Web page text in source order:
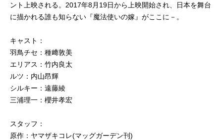
ント上映される。2017年8月19日から上映開始され、日本を舞台
に描かれる誰も知らない『魔法使いの嫁』がここに－。
キャスト：
羽鳥チセ：種﨑敦美
エリアス：竹内良太
ルツ：内山昂輝
シルキー：遠藤綾
三浦理一：櫻井孝宏
スタッフ：
原作：ヤマザキコレ(マッグガーデン刊)